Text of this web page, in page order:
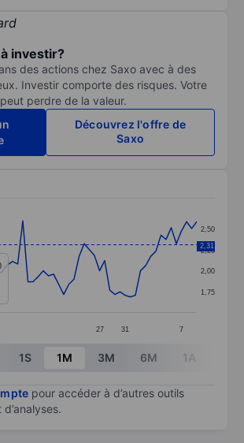
investir?
des actions chez Saxo avec à des
Investir comporte des risques. Votre
perdre de la valeur.
Découvrez l'offre de
Saxo
55 data points.
1 X axis displaying categories.
1 Y axis displaying values. Data
27 31 7
1,75
2,00
2,25
2,50
2,31
chart.
1S 1M 3M 6M 1A
pour accéder à d’autres outils